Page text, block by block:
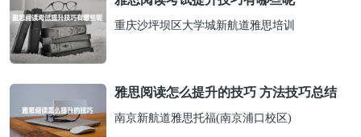
重庆沙坪坝区大学城新航道雅思培训
雅思阅读怎么提升的技巧 方法技巧总结
南京新航道雅思托福(南京浦口校区)